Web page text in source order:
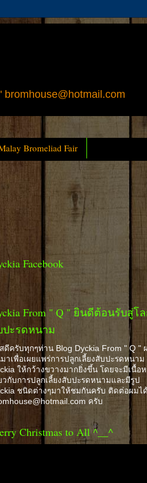
Bromeliad Fair
Facebook
From " Q " ยินดีต้อนรับสู่โ
ปะรดหนาม
ดีครับทุกๆท่าน Blog Dyckia From " Q "
าเพื่อเผยแพร่การปลูกเลี้ยงสับปะรดหนาม
ให้กว้างขวางมากยิ่งขึ้น โดยจะมีเนื้อ
วกับการปลูกเลี้ยงสับปะรดหนามและมีรูป
ชนิดต่างๆมาให้ชมกันครับ ติดต่อผมไ
ครับ
Christmas to All ^__^